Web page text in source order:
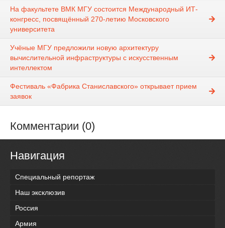
На факультете ВМК МГУ состоится Международный ИТ-
конгресс, посвящённый 270-летию Московского
университета
Учёные МГУ предложили новую архитектуру
вычислительной инфраструктуры с искусственным
интеллектом
Фестиваль «Фабрика Станиславского» открывает прием
заявок
Комментарии (0)
Навигация
Специальный репортаж
Наш эксклюзив
Россия
Армия